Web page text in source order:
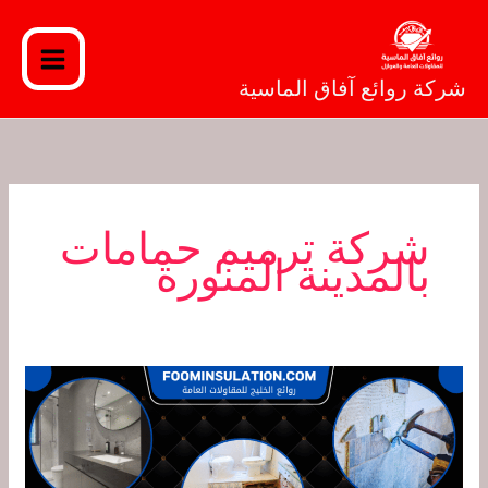
المحتوى
شركة روائع آفاق الماسية
شركة ترميم حمامات
بالمدينة المنورة
شركة
ترميم
حمامات
بالمدينة